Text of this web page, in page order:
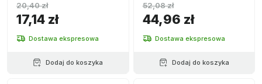
17,14 zł
20,40 zł
Dostawa ekspresowa
Dodaj do koszyka
44,96 zł
52,08 zł
Dostawa ekspresowa
Dodaj do koszyka